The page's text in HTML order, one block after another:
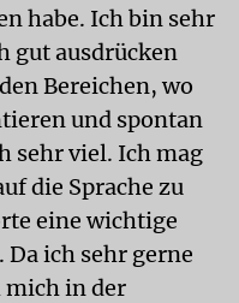
habe. Ich bin sehr
gut ausdrücken
Bereichen, wo
und spontan
sehr viel. Ich mag
die Sprache zu
eine wichtige
ich sehr gerne
mich in der